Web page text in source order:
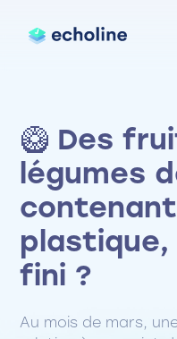
🥝 Des
légumes
fini ?
Au mois de mars,